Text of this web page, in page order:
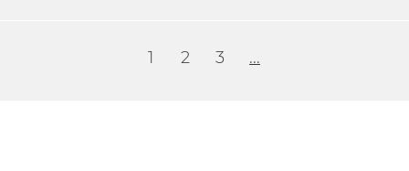
1 2 3 ...